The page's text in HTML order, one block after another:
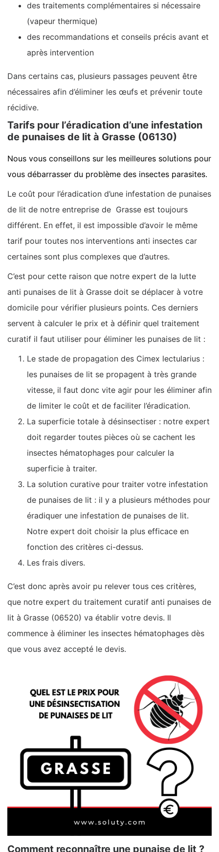
des traitements complémentaires si nécessaire
(vapeur thermique)
des recommandations et conseils précis avant et
après intervention
Dans certains cas, plusieurs passages peuvent être
nécessaires afin d’éliminer les œufs et prévenir toute
récidive.
Tarifs pour l’éradication d’une infestation
de punaises de lit à Grasse (06130)
Nous vous conseillons sur les meilleures solutions pour
vous débarrasser du problème des insectes parasites.
Le coût pour l’éradication d’une infestation de punaises
de lit de notre entreprise de Grasse est toujours
différent. En effet, il est impossible d’avoir le même
tarif pour toutes nos interventions anti insectes car
certaines sont plus complexes que d’autres.
C’est pour cette raison que notre expert de la lutte
anti punaises de lit à Grasse doit se déplacer à votre
domicile pour vérifier plusieurs points. Ces derniers
servent à calculer le prix et à définir quel traitement
curatif il faut utiliser pour éliminer les punaises de lit :
Le stade de propagation des Cimex lectularius :
les punaises de lit se propagent à très grande
vitesse, il faut donc vite agir pour les éliminer afin
de limiter le coût et de faciliter l’éradication.
La superficie totale à désinsectiser : notre expert
doit regarder toutes pièces où se cachent les
insectes hématophages pour calculer la
superficie à traiter.
La solution curative pour traiter votre infestation
de punaises de lit : il y a plusieurs méthodes pour
éradiquer une infestation de punaises de lit.
Notre expert doit choisir la plus efficace en
fonction des critères ci-dessus.
Les frais divers.
C’est donc après avoir pu relever tous ces critères,
que notre expert du traitement curatif anti punaises de
lit à Grasse (06520) va établir votre devis. Il
commence à éliminer les insectes hématophages dès
que vous avez accepté le devis.
Comment reconnaître une punaise de lit ?